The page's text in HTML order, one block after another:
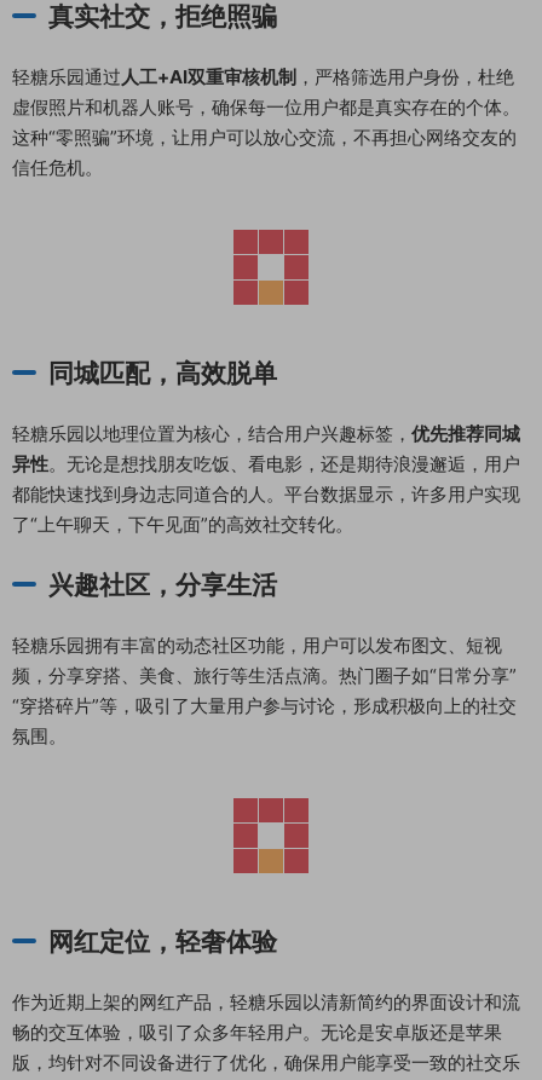
真实社交，拒绝照骗
轻糖乐园通过人工+AI双重审核机制 ，严格筛选用户身份，杜绝
虚假照片和机器人账号，确保每一位用户都是真实存在的个体。
这种“零照骗”环境，让用户可以放心交流，不再担心网络交友的
信任危机。
同城匹配，高效脱单
轻糖乐园以地理位置为核心，结合用户兴趣标签， 优先推荐同城
异性。无论是想找朋友吃饭、看电影，还是期待浪漫邂逅，用户
都能快速找到身边志同道合的人。平台数据显示，许多用户实现
了“上午聊天，下午见面”的高效社交转化。
兴趣社区，分享生活
轻糖乐园拥有丰富的动态社区功能，用户可以发布图文、短视
频，分享穿搭、美食、旅行等生活点滴。热门圈子如“日常分享”
“穿搭碎片”等，吸引了大量用户参与讨论，形成积极向上的社交
氛围。
网红定位，轻奢体验
作为近期上架的网红产品，轻糖乐园以清新简约的界面设计和流
畅的交互体验，吸引了众多年轻用户。无论是安卓版还是苹果
版，均针对不同设备进行了优化，确保用户能享受一致的社交乐